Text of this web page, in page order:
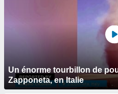
Un énorme tourbillon de
Zapponeta, en Italie